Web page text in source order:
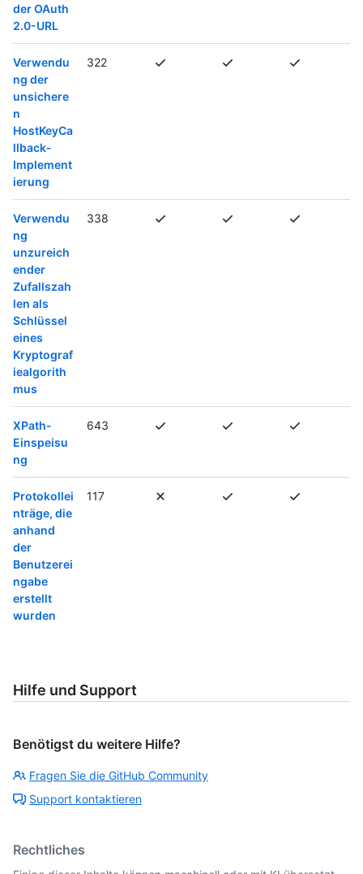
der OAuth
2.0-URL
Verwendu
ng der
unsichere
n
HostKeyCa
llback-
Implement
ierung
322
Verwendu
ng
unzureich
ender
Zufallszah
len als
Schlüssel
eines
Kryptograf
iealgorith
mus
338
XPath-
Einspeisu
ng
643
Protokollei
nträge, die
anhand
der
Benutzerei
ngabe
erstellt
wurden
117
Hilfe und Support
Benötigst du weitere Hilfe?
Fragen Sie die GitHub Community
Support kontaktieren
Rechtliches